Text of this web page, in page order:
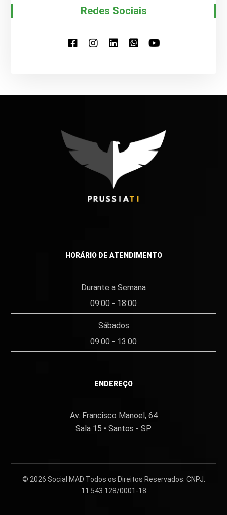
Redes Sociais
HORÁRIO DE ATENDIMENTO
Durante a Semana
09:00 - 18:00
Sábados
09:00 - 13:00
ENDEREÇO
Av. Francisco Manoel, 64
Sala 15 • Santos - SP
© 2026 Social MAD Todos os Direitos Reservados. CNPJ.
11.543.128/0001-18